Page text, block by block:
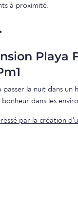
à proximité.
Playa
passer la nuit dans un
dans les
par la création